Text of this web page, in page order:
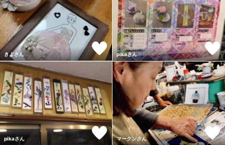
きよさん pikaさん
pikaさん マークンさん